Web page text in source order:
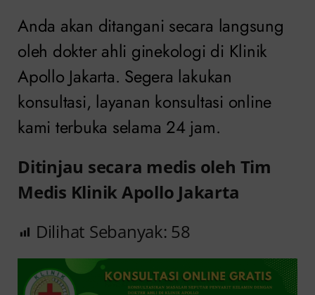
Anda akan ditangani secara langsung
oleh dokter ahli ginekologi di Klinik
Apollo Jakarta. Segera lakukan
konsultasi, layanan konsultasi online
kami terbuka selama 24 jam.
Ditinjau secara medis oleh Tim
Medis Klinik Apollo Jakarta
Dilihat Sebanyak: 58